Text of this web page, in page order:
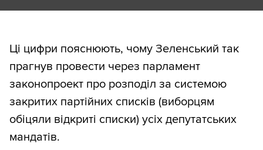
Ці цифри пояснюють, чому Зеленський так
прагнув провести через парламент
законопроект про розподіл за системою
закритих партійних списків (виборцям
обіцяли відкриті списки) усіх депутатських
мандатів.